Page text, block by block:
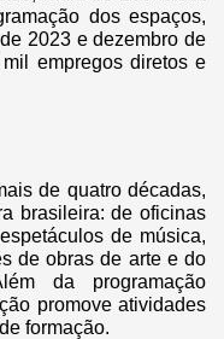
dos espaços,
2023 e dezembro de
empregos diretos e
de quatro décadas,
brasileira: de oficinas
de música,
de obras de arte e do
da programação
promove atividades
formação.